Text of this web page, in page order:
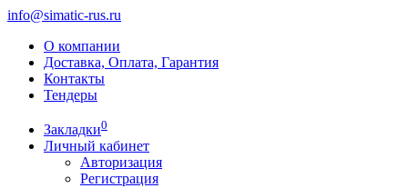
info@simatic-rus.ru
О компании
Доставка, Оплата, Гарантия
Контакты
Тендеры
Закладки0
Личный кабинет
Авторизация
Регистрация